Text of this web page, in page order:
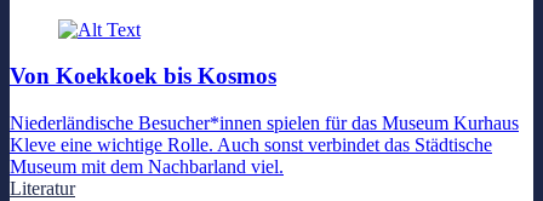
Von Koekkoek bis Kosmos
Niederländische Besucher*innen spielen für das Museum Kurhaus
Kleve eine wichtige Rolle. Auch sonst verbindet das Städtische
Museum mit dem Nachbarland viel.
Literatur